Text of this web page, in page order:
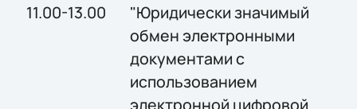
11.00-13.00
"Юридически значимый
обмен электронными
документами с
использованием
электронной цифровой